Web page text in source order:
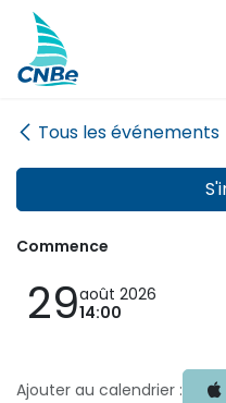
Se rendre au contenu
Tous les événements
Commence
29août 2026
14:00
Ajouter au calendrier :